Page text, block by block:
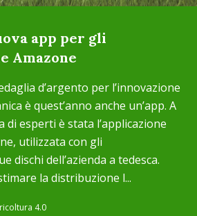
app per gli
Amazone
d’argento per l’innovazione
è quest’anno anche un’app. A
di esperti è stata l’applicazione
utilizzata con gli
dischi dell’azienda a tedesca.
la distribuzione l...
4.0